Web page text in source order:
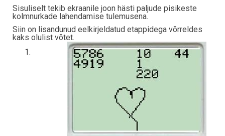
Sisuliselt tekib ekraanile joon hästi paljude pisikeste
kolmnurkade lahendamise tulemusena.
Siin on lisandunud eelkirjeldatud etappidega võrreldes
kaks olulist võtet.
1.